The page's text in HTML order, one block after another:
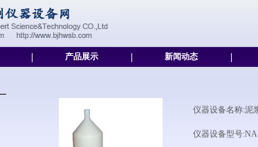
产品展示 新闻动态
仪器设备名称:泥
仪器设备型号